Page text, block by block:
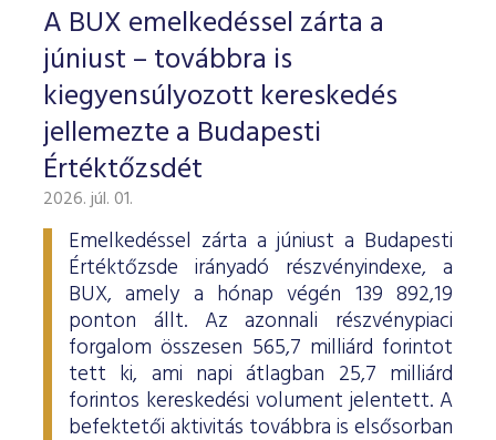
A BUX emelkedéssel zárta a
júniust – továbbra is
kiegyensúlyozott kereskedés
jellemezte a Budapesti
Értéktőzsdét
2026. júl. 01.
Emelkedéssel zárta a júniust a Budapesti
Értéktőzsde irányadó részvényindexe, a
BUX, amely a hónap végén 139 892,19
ponton állt. Az azonnali részvénypiaci
forgalom összesen 565,7 milliárd forintot
tett ki, ami napi átlagban 25,7 milliárd
forintos kereskedési volument jelentett. A
befektetői aktivitás továbbra is elsősorban